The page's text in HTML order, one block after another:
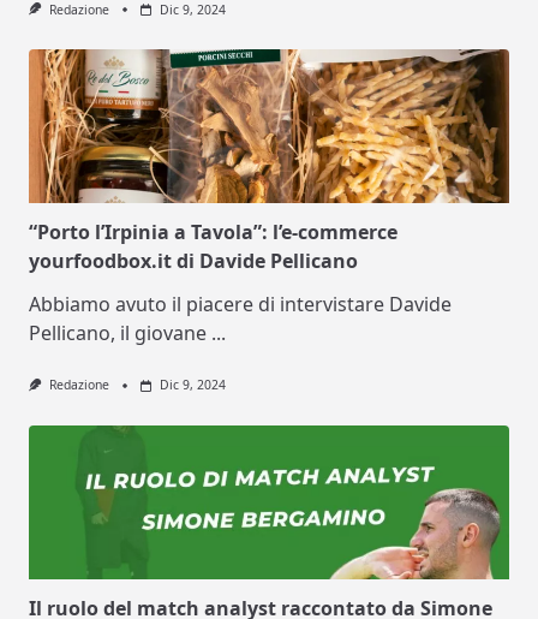
Redazione Dic 9, 2024
“Porto l’Irpinia a Tavola”: l’e-commerce
yourfoodbox.it di Davide Pellicano
Abbiamo avuto il piacere di intervistare Davide
Pellicano, il giovane ...
Redazione Dic 9, 2024
Il ruolo del match analyst raccontato da Simone